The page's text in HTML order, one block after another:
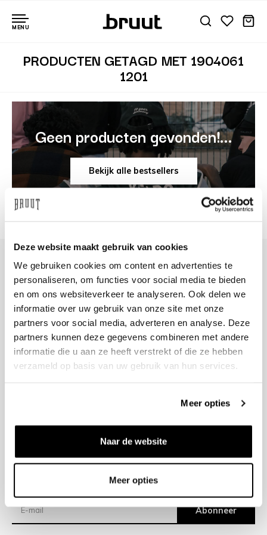
Deze website maakt gebruik van cookies
We gebruiken cookies om content en advertenties te
personaliseren, om functies voor social media te bieden
en om ons websiteverkeer te analyseren. Ook delen we
informatie over uw gebruik van onze site met onze
partners voor social media, adverteren en analyse. Deze
partners kunnen deze gegevens combineren met andere
informatie die u aan ze heeft verstrekt of die ze hebben
verzameld op basis van uw gebruik van hun services.
Meer opties
Naar de website
Meer opties
MENU
PRODUCTEN GETAGD MET 1904061
1201
Geen producten gevonden!...
Bekijk alle bestsellers
+31 23 205 2006
info@bruut.nl
Contact Formulier
Open 12:00 - 18:00
OPENINGSTIJDEN
Verzending
Abonneer